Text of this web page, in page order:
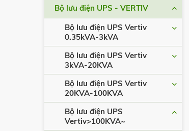
Bộ lưu điện UPS - VERTIV
Bộ lưu điện UPS Vertiv
0.35kVA-3kVA
Bộ lưu điện UPS Vertiv
3kVA-20KVA
Bộ lưu điện UPS Vertiv
20KVA-100KVA
Bộ lưu điện UPS
Vertiv>100KVA~